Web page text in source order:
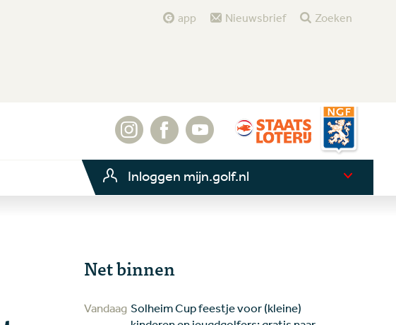
app Nieuwsbrief Zoeken
Inloggen mijn.golf.nl
Net binnen
Vandaag Solheim Cup feestje voor (kleine)